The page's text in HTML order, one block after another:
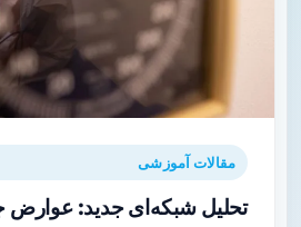
مقالات آموزشی
تحلیل شبکه‌ای جدید: عوارض